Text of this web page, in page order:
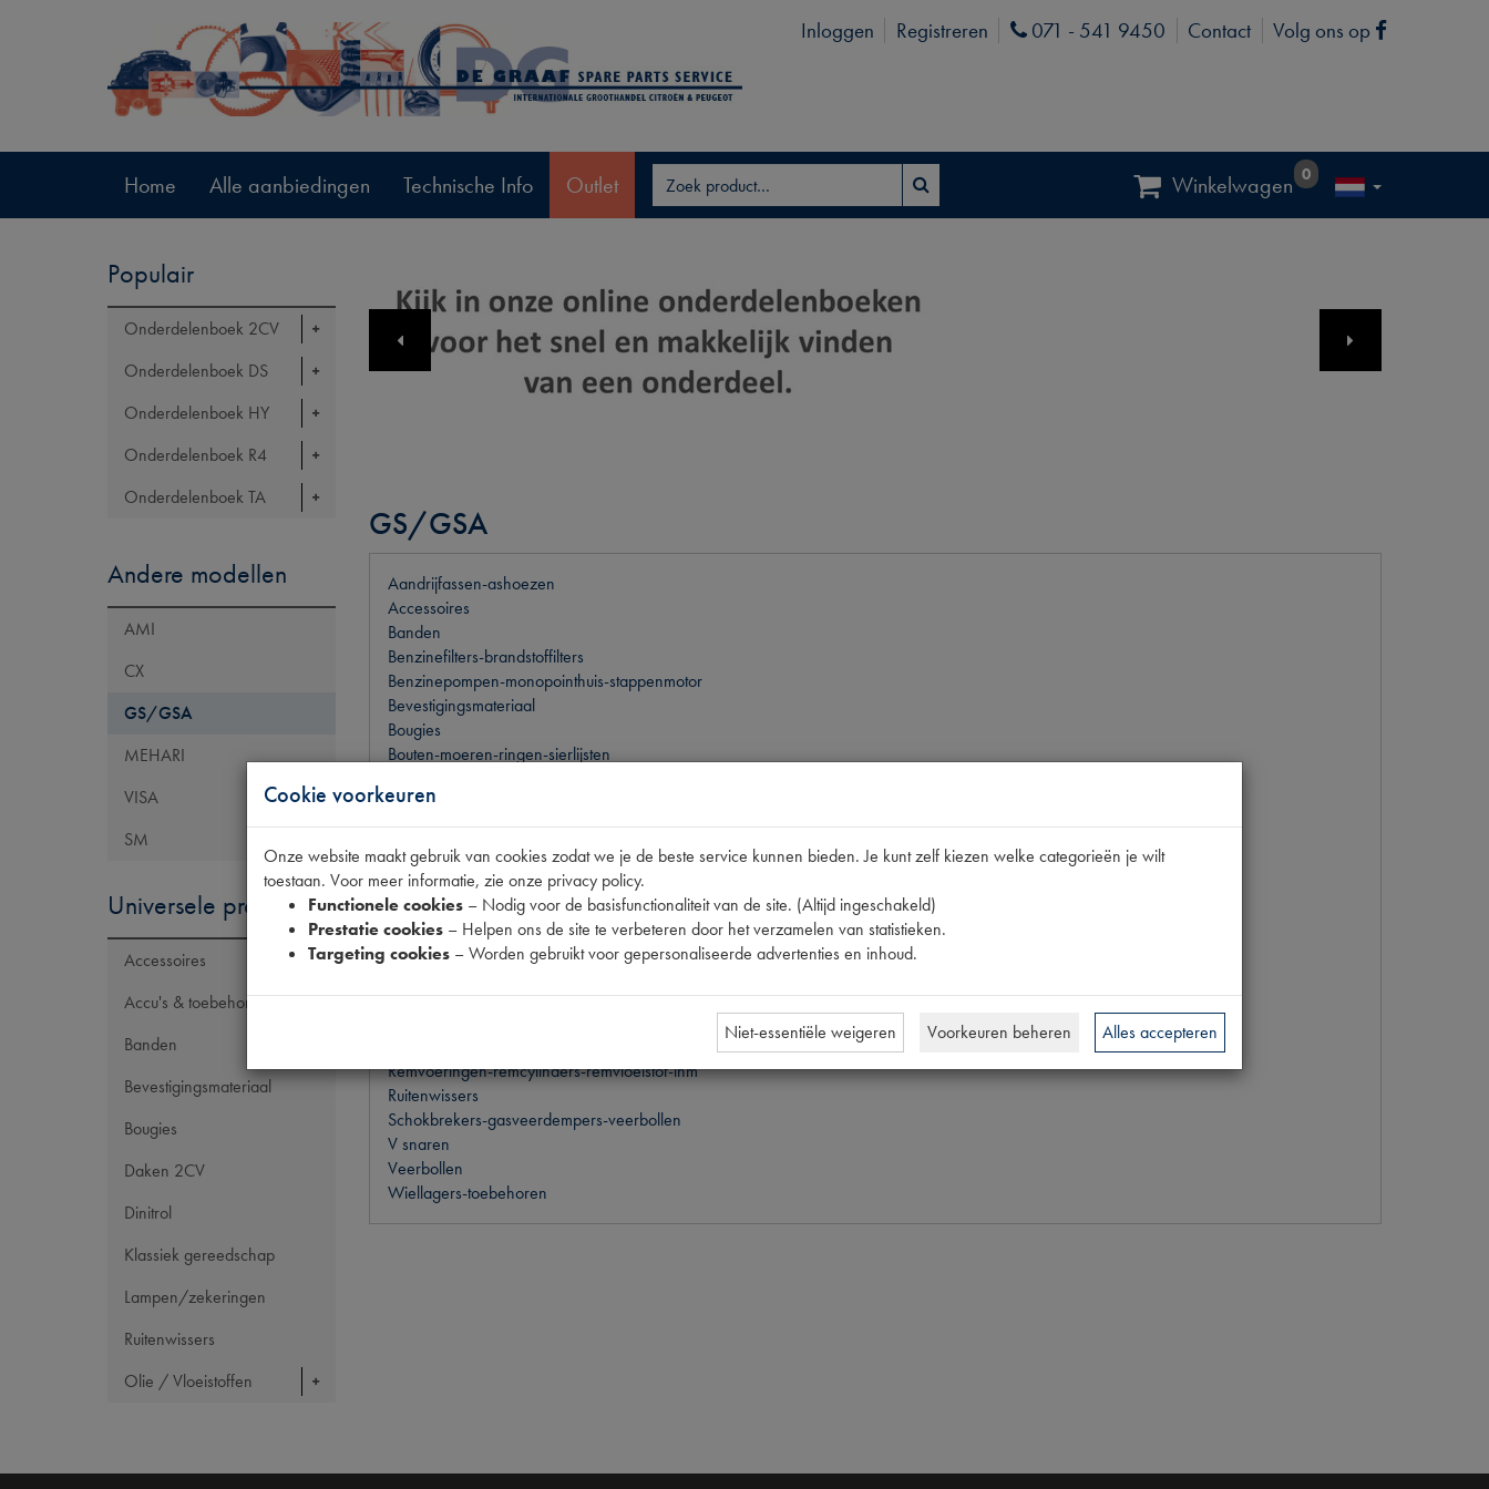
Inloggen Registreren Phone
071 - 541 9450 Contact Volg ons op Facebook
Home Alle aanbiedingen Technische Info Outlet Winkelwagen 0
Populair
Onderdelenboek 2CV
Onderdelenboek DS
Onderdelenboek HY
Onderdelenboek R4
Onderdelenboek TA
Andere modellen
AMI
CX
GS/GSA
MEHARI
VISA
SM
Universele producten
Accessoires
Accu's & toebehoren
Banden
Bevestigingsmateriaal
Bougies
Daken 2CV
Dinitrol
Klassiek gereedschap
Lampen/zekeringen
Ruitenwissers
Olie / Vloeistoffen
GS/GSA
Aandrijfassen-ashoezen
Accessoires
Banden
Benzinefilters-brandstoffilters
Benzinepompen-monopointhuis-stappenmotor
Bevestigingsmateriaal
Bougies
Bouten-moeren-ringen-sierlijsten
Dynamo's-borstelsets-regelaars
Frictiedelen
Handrem-frictie- en gaskabels
Keerringen
Klassiek gereedschap
Lampen-zekeringen-schakelaars
Motoren-toebehoren-distributiesnaren
Ontsteking-bobine-bougiekabels
Remvoeringen-remcylinders-remvloeistof-lhm
Ruitenwissers
Schokbrekers-gasveerdempers-veerbollen
V snaren
Veerbollen
Wiellagers-toebehoren
Cookie voorkeuren
Onze website maakt gebruik van cookies zodat we je de beste service kunnen bieden. Je kunt zelf kiezen welke categorieën je wilt
toestaan. Voor meer informatie, zie onze privacy policy.
Functionele cookies – Nodig voor de basisfunctionaliteit van de site. (Altijd ingeschakeld)
Prestatie cookies – Helpen ons de site te verbeteren door het verzamelen van statistieken.
Targeting cookies – Worden gebruikt voor gepersonaliseerde advertenties en inhoud.
Niet-essentiële weigeren Voorkeuren beheren Alles accepteren